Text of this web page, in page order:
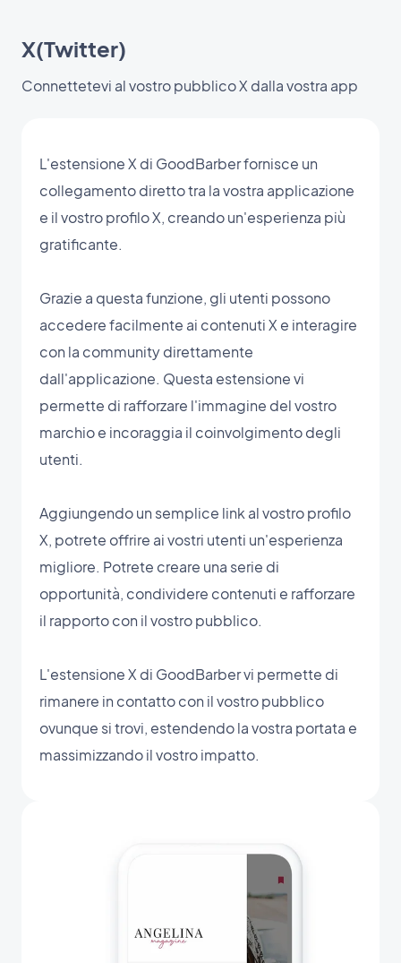
X(Twitter)
Connettetevi al vostro pubblico X dalla vostra app
L'estensione X di GoodBarber fornisce un
collegamento diretto tra la vostra applicazione
e il vostro profilo X, creando un'esperienza più
gratificante.
Grazie a questa funzione, gli utenti possono
accedere facilmente ai contenuti X e interagire
con la community direttamente
dall'applicazione. Questa estensione vi
permette di rafforzare l'immagine del vostro
marchio e incoraggia il coinvolgimento degli
utenti.
Aggiungendo un semplice link al vostro profilo
X, potrete offrire ai vostri utenti un'esperienza
migliore. Potrete creare una serie di
opportunità, condividere contenuti e rafforzare
il rapporto con il vostro pubblico.
L'estensione X di GoodBarber vi permette di
rimanere in contatto con il vostro pubblico
ovunque si trovi, estendendo la vostra portata e
massimizzando il vostro impatto.